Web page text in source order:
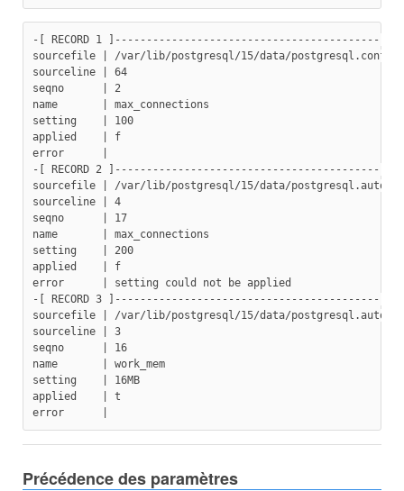
-[ RECORD 1
sourcefile | /var/lib/postgresql/15/data/postgresql.conf
sourceline | 64
seqno      | 2
name       | max_connections
setting    | 100
applied    | f
error      |
-[ RECORD 2
sourcefile | /var/lib/postgresql/15/data/
sourceline | 4
seqno      | 17
name       | max_connections
setting    | 200
applied    | f
error      | setting could not be applied
-[ RECORD 3
sourcefile | /var/lib/postgresql/15/data/
sourceline | 3
seqno      | 16
name       | work_mem
setting    | 16MB
applied    | t
error      |
Précédence des paramètres